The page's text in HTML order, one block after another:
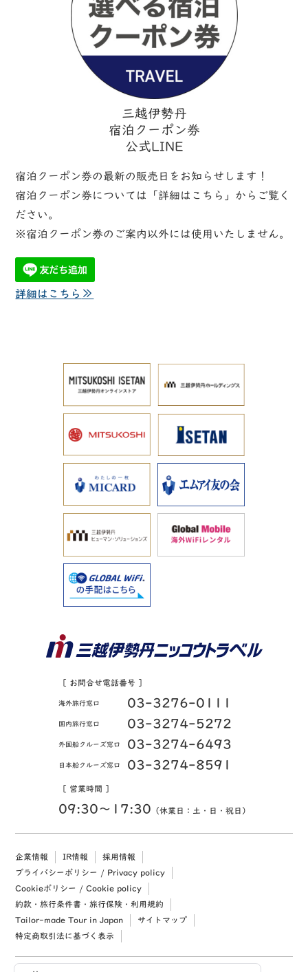
三越伊勢丹
宿泊クーポン券
公式LINE
宿泊クーポン券の最新の販売日をお知らせします！
宿泊クーポン券については「詳細はこちら」からご覧く
ださい。
※宿泊クーポン券のご案内以外には使用いたしません。
詳細はこちら
［ お問合せ電話番号 ］
海外旅行窓口 03-3276-0111
国内旅行窓口 03-3274-5272
外国船クルーズ窓口 03-3274-6493
日本船クルーズ窓口 03-3274-8591
［ 営業時間 ］
09:30〜17:30 （休業日：土・日・祝日）
企業情報 IR情報
採用情報
プライバシーポリシー / Privacy policy
Cookieポリシー / Cookie policy
約款・旅行条件書・旅行保険・利用規約
Tailor-made Tour in Japan
サイトマップ
特定商取引法に基づく表示